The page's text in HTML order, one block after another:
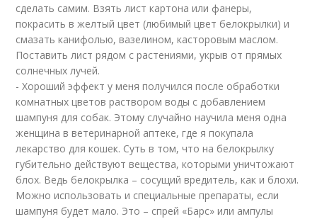
сделать самим. Взять лист картона или фанеры,
покрасить в желтый цвет (любимый цвет белокрылки) и
смазать канифолью, вазелином, касторовым маслом.
Поставить лист рядом с растениями, укрыв от прямых
солнечных лучей.
- Хороший эффект у меня получился после обработки
комнатных цветов раствором воды с добавлением
шампуня для собак. Этому случайно научила меня одна
женщина в ветеринарной аптеке, где я покупала
лекарство для кошек. Суть в том, что на белокрылку
губительно действуют вещества, которыми уничтожают
блох. Ведь белокрылка – сосущий вредитель, как и блохи.
Можно использовать и специальные препараты, если
шампуня будет мало. Это – спрей «Барс» или ампулы